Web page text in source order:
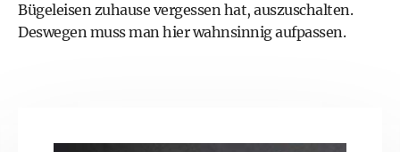
Bügeleisen zuhause vergessen hat, auszuschalten.
Deswegen muss man hier wahnsinnig aufpassen.